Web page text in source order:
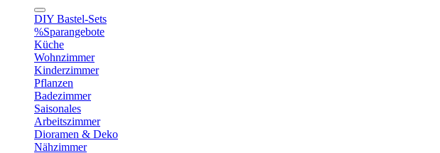
DIY Bastel-Sets
%Sparangebote
Küche
Wohnzimmer
Kinderzimmer
Pflanzen
Badezimmer
Saisonales
Arbeitszimmer
Dioramen & Deko
Nähzimmer